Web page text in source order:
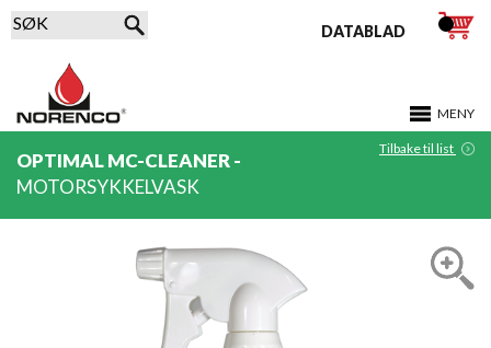
MENY
DATABLAD
OPTIMAL MC-CLEANER -
MOTORSYKKELVASK
Tilbake til list